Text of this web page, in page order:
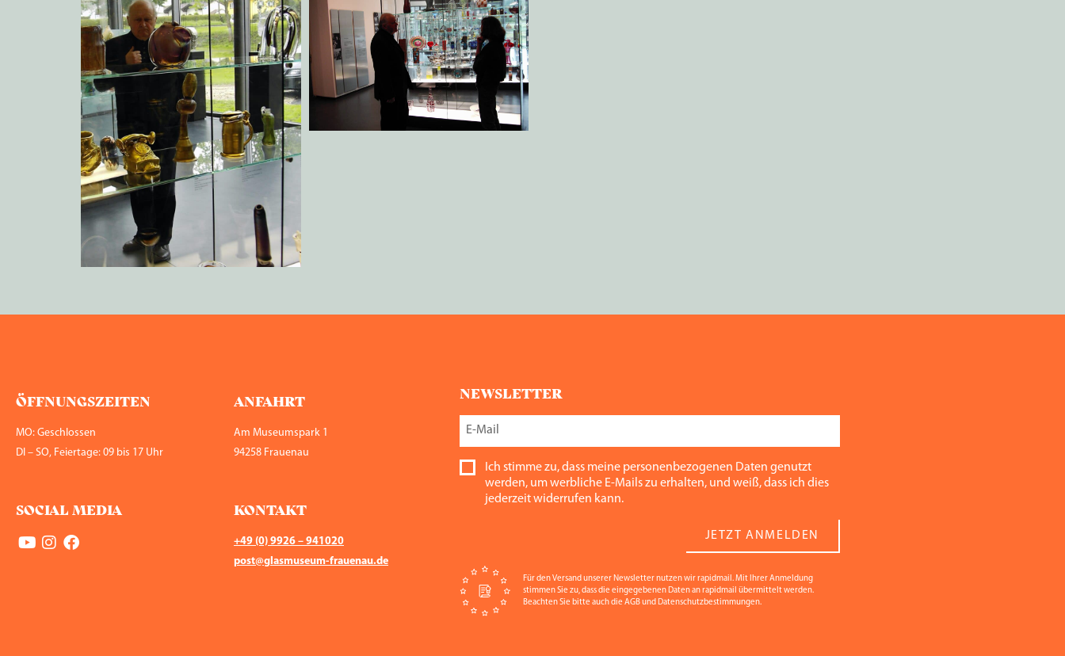
ÖFFNUNGS­ZEITEN
MO: Geschlossen
DI – SO, Feiertage: 09 bis 17 Uhr
ANFAHRT
Am Museumspark 1
94258 Frauenau
SOCIAL MEDIA KONTAKT
+49 (0) 9926 – 941020
post@glasmuseum-frauenau.de
NEWSLETTER
Ich stimme zu, dass meine personenbezogenen Daten genutzt
werden, um werbliche E-Mails zu erhalten, und weiß, dass ich dies
jederzeit widerrufen kann.
JETZT ANMELDEN
Für den Versand unserer Newsletter nutzen wir rapidmail. Mit Ihrer Anmeldung
stimmen Sie zu, dass die eingegebenen Daten an rapidmail übermittelt werden.
Beachten Sie bitte auch die AGB und Datenschutzbestimmungen.